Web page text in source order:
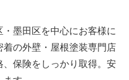
墨田区を中心にお客様に
の外壁・屋根塗装専門店
保険をしっかり取得。安